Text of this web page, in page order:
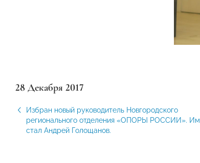
28 Декабря 2017
Избран новый руководитель Новгородского
регионального отделения «ОПОРЫ РОССИИ». Им
стал Андрей Голощанов.